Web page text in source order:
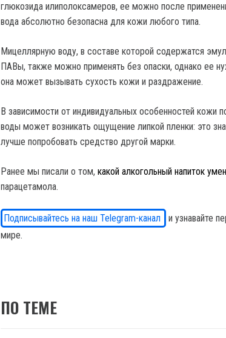
глюкозида илиполоксамеров, ее можно после
вода абсолютно безопасна для кожи любого типа.
Мицеллярную воду, в составе которой содержатся
ПАВы, также можно применять без опаски, однако ее
она может вызывать сухость кожи и раздражение.
В зависимости от индивидуальных особенностей кожи
воды может возникать ощущение липкой пленки: это
лучше попробовать средство другой марки.
Ранее мы писали о том, какой алкогольный напиток
парацетамола.
Подписывайтесь на наш Telegram-канал
и узнавайте
мире.
ПО ТЕМЕ